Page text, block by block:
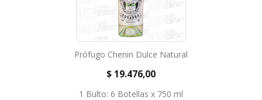
Prófugo Chenin Dulce Natural
$ 19.476,00
1 Bulto: 6 Botellas x 750 ml